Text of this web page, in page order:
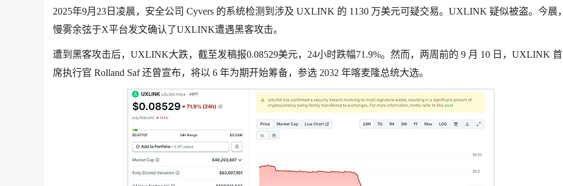
2025年9月23日凌晨，安全公司 Cyvers 的系统检测到涉及 UXLINK 的 1130 万美元可疑交易。UXLINK 疑似被盗。今晨，
慢雾余弦于X平台发文确认了UXLINK遭遇黑客攻击。
遭到黑客攻击后，UXLINK大跌，截至发稿报0.08529美元，24小时跌幅71.9%。然而，两周前的 9 月 10 日，UXLINK 首
席执行官 Rolland Saf 还曾宣布，将以 6 年为期开始筹备，参选 2032 年喀麦隆总统大选。